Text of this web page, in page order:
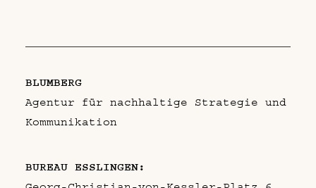
BLUMBERG
Agentur für nachhaltige Strategie und
Kommunikation
BUREAU ESSLINGEN: